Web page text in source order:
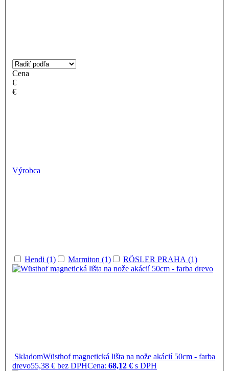
Cena
€
€
Výrobca
Hendi (1) Marmiton (1) RÖSLER PRAHA (1)
SkladomWüsthof magnetická lišta na nože akácií 50cm - farba
drevo55,38 € bez DPHCena: 68,12 € s DPH